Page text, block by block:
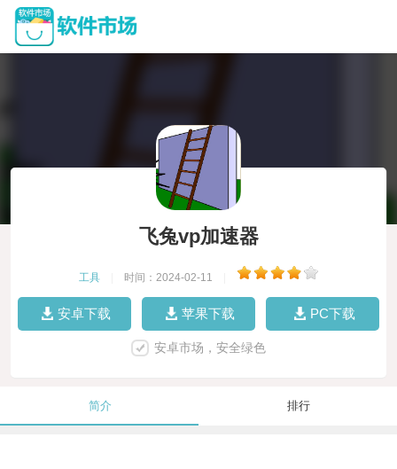
飞兔vp加速器
工具 时间：2024-02-11
安卓下载 苹果下载 PC下载
安卓市场，安全绿色
简介 排行